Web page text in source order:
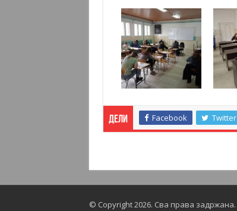
Дели Facebook Twitter
© Copyright 2026. Сва права задржана.